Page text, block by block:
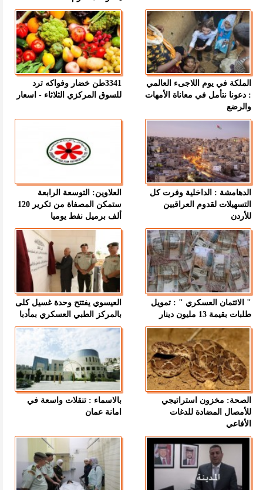
الملكة في يوم اللاجىء العالمي
: دعونا نتأمل في معاناة الأمهات
والرضع
3341طن خضار وفواكه ترد
للسوق المركزي الثلاثاء - اسعار
الدهامشة : الداخلية وفرت كل
التسهيلات لقدوم العراقيين
للأردن
العلاوين: التوسعة الرابعة
ستمكن المصفاة من تكرير 120
ألف برميل نفط يوميا
" الائتمان العسكري " : تمويل
طلبات بقيمة 13 مليون دينار
العيسوي يفتتح وحدة غسيل كلى
بالمركز الطبي العسكري بمأدبا
الصحة: مخزون استراتيجي
للأمصال المضادة للدغات
الأفاعي
بالاسماء : تنقلات واسعة في
امانة عمان